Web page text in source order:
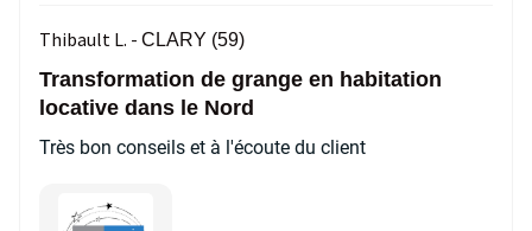
Thibault L. - CLARY (59)
Transformation de grange en habitation
locative dans le Nord
Très bon conseils et à l'écoute du client